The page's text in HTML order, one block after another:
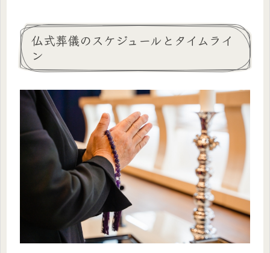
仏式葬儀のスケジュールとタイムライ
ン